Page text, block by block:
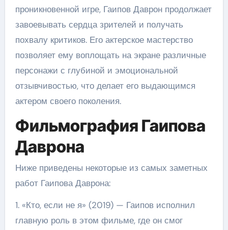
проникновенной игре, Гаипов Даврон продолжает
завоевывать сердца зрителей и получать
похвалу критиков. Его актерское мастерство
позволяет ему воплощать на экране различные
персонажи с глубиной и эмоциональной
отзывчивостью, что делает его выдающимся
актером своего поколения.
Фильмография Гаипова
Даврона
Ниже приведены некоторые из самых заметных
работ Гаипова Даврона:
1. «Кто, если не я» (2019) — Гаипов исполнил
главную роль в этом фильме, где он смог